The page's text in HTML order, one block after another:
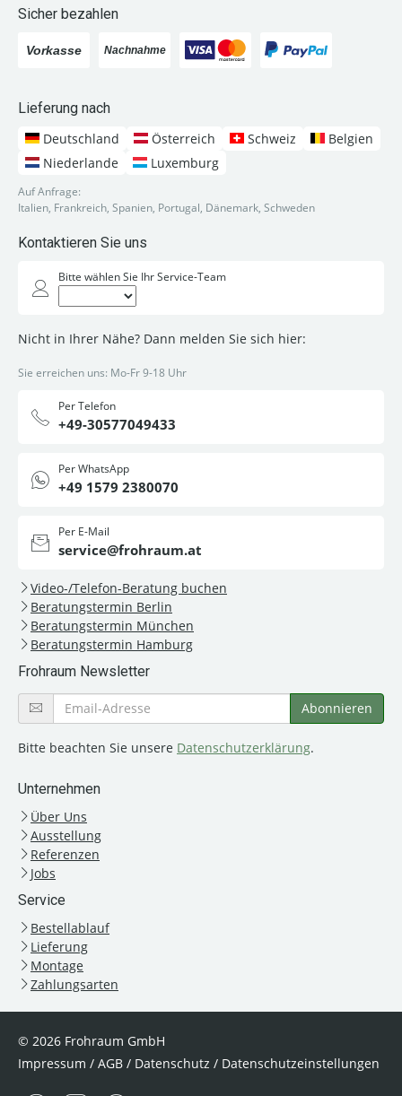
Sicher bezahlen
Lieferung nach
Deutschland
Österreich Schweiz
Belgien
Niederlande
Luxemburg
Auf Anfrage:
Italien, Frankreich, Spanien, Portugal, Dänemark, Schweden
Kontaktieren Sie uns
Bitte wählen Sie Ihr Service-Team
Nicht in Ihrer Nähe? Dann melden Sie sich hier:
Sie erreichen uns: Mo-Fr 9-18 Uhr
Per Telefon
+49-30577049433
Per WhatsApp
+49 1579 2380070
Per E-Mail
service@frohraum.at
Video-/Telefon-Beratung buchen
Beratungstermin Berlin
Beratungstermin München
Beratungstermin Hamburg
Frohraum Newsletter
Bitte beachten Sie unsere Datenschutzerklärung.
Unternehmen
Über Uns
Ausstellung
Referenzen
Jobs
Service
Bestellablauf
Lieferung
Montage
Zahlungsarten
© 2026 Frohraum GmbH
Impressum / AGB / Datenschutz / Datenschutzeinstellungen